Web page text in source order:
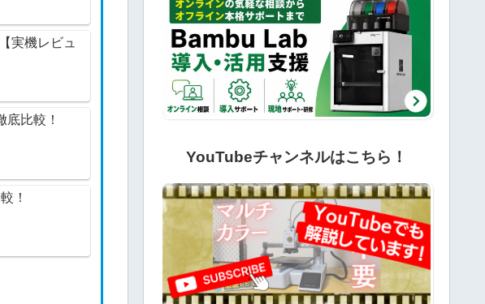
実機レビュ
比較！
！
YouTubeチャンネルはこちら！